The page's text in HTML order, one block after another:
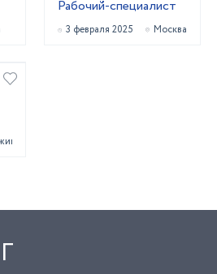
Рабочий-специалист
3 февраля 2025 Москва